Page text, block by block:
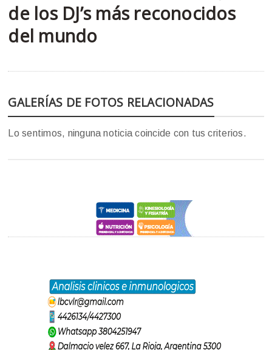
de los DJ’s más reconocidos
del mundo
GALERÍAS DE FOTOS RELACIONADAS
Lo sentimos, ninguna noticia coincide con tus criterios.